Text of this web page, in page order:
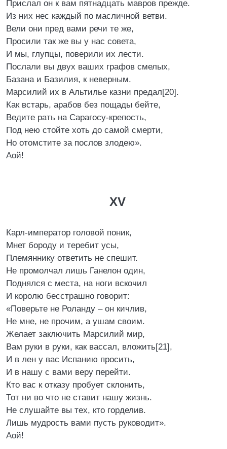
Прислал он к вам пятнадцать мавров прежде.
Из них нес каждый по масличной ветви.
Вели они пред вами речи те же,
Просили так же вы у нас совета,
И мы, глупцы, поверили их лести.
Послали вы двух ваших графов смелых,
Базана и Базилия, к неверным.
Марсилий их в Альтилье казни предал[20].
Как встарь, арабов без пощады бейте,
Ведите рать на Сарагосу-крепость,
Под нею стойте хоть до самой смерти,
Но отомстите за послов злодею».
Аой!
XV
Карл-император головой поник,
Мнет бороду и теребит усы,
Племяннику ответить не спешит.
Не промолчал лишь Ганелон один,
Поднялся с места, на ноги вскочил
И королю бесстрашно говорит:
«Поверьте не Роланду – он кичлив,
Не мне, не прочим, а ушам своим.
Желает заключить Марсилий мир,
Вам руки в руки, как вассал, вложить[21],
И в лен у вас Испанию просить,
И в нашу с вами веру перейти.
Кто вас к отказу пробует склонить,
Тот ни во что не ставит нашу жизнь.
Не слушайте вы тех, кто горделив.
Лишь мудрость вами пусть руководит».
Аой!